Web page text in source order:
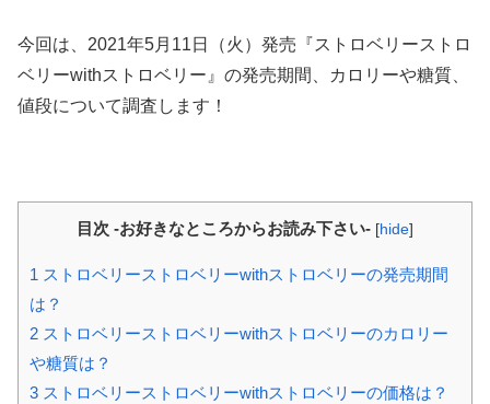
今回は、2021年5月11日（火）発売『ストロベリーストロ
ベリーwithストロベリー』の発売期間、カロリーや糖質、
値段について調査します！
目次 -お好きなところからお読み下さい- [hide]
1 ストロベリーストロベリーwithストロベリーの発売期間
は？
2 ストロベリーストロベリーwithストロベリーのカロリー
や糖質は？
3 ストロベリーストロベリーwithストロベリーの価格は？